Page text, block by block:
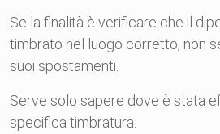
Se la finalità è verificare che il
timbrato nel luogo corretto, non
suoi spostamenti.
Serve solo sapere dove è stata
specifica timbratura.